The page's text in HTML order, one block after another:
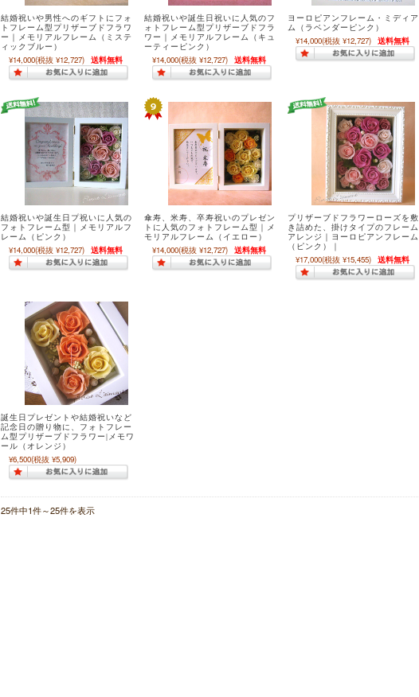
結婚祝いや男性へのギフトにフォ
トフレーム型プリザーブドフラワ
ー｜メモリアルフレーム（ミステ
ィックブルー）
¥14,000(税抜 ¥12,727) 送料無料
結婚祝いや誕生日祝いに人気のフ
ォトフレーム型プリザーブドフラ
ワー｜メモリアルフレーム（キュ
ーティーピンク）
¥14,000(税抜 ¥12,727) 送料無料
ヨーロピアンフレーム・ミディア
ム（ラベンダーピンク）
¥14,000(税抜 ¥12,727) 送料無料
結婚祝いや誕生日プ祝いに人気の
フォトフレーム型｜メモリアルフ
レーム（ピンク）
¥14,000(税抜 ¥12,727) 送料無料
傘寿、米寿、卒寿祝いのプレゼン
トに人気のフォトフレーム型｜メ
モリアルフレーム（イエロー）
¥14,000(税抜 ¥12,727) 送料無料
プリザーブドフラワーローズを敷
き詰めた、掛けタイプのフレーム
アレンジ｜ヨーロピアンフレーム
（ピンク）｜
¥17,000(税抜 ¥15,455) 送料無料
誕生日プレゼントや結婚祝いなど
記念日の贈り物に、フォトフレー
ム型プリザーブドフラワー|メモワ
ール（オレンジ）
¥6,500(税抜 ¥5,909)
25件中1件～25件を表示